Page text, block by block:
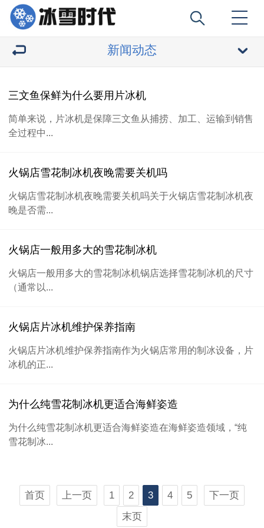
新闻动态
三文鱼保鲜为什么要用片冰机
简单来说，片冰机是保障三文鱼从捕捞、加工、运输到销售
全过程中...
火锅店雪花制冰机夜晚需要关机吗
火锅店雪花制冰机夜晚需要关机吗关于火锅店雪花制冰机夜
晚是否需...
火锅店一般用多大的雪花制冰机
火锅店一般用多大的雪花制冰机锅店选择雪花制冰机的尺寸
（通常以...
火锅店片冰机维护保养指南
火锅店片冰机维护保养指南作为火锅店常用的制冰设备，片
冰机的正...
为什么纯雪花制冰机更适合海鲜姿造
为什么纯雪花制冰机更适合海鲜姿造在海鲜姿造领域，“纯
雪花制冰...
首页 上一页 1 2 3 4 5
下一页
末页